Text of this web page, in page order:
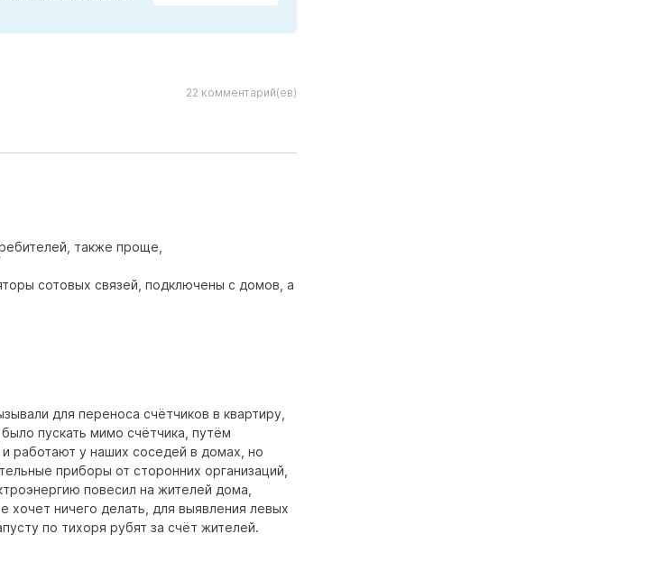
22 комментарий(ев)
также проще,
сотовых связей, подключены с домов, а
для переноса счётчиков в квартиру,
пускать мимо счётчика, путём
работают у наших соседей в домах, но
приборы от сторонних организаций,
повесил на жителей дома,
ничего делать, для выявления левых
по тихоря рубят за счёт жителей.